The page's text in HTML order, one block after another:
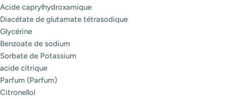
Acide caprylhydroxamique
Diacétate de glutamate tétrasodique
Glycérine
Benzoate de sodium
Sorbate de Potassium
acide citrique
Parfum (Parfum)
Citronellol